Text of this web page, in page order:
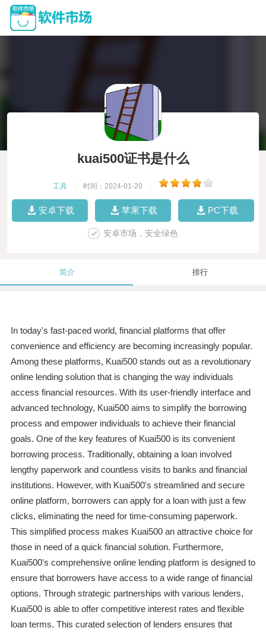
kuai500证书是什么
工具 时间：2024-01-20
安卓下载 苹果下载 PC下载
安卓市场，安全绿色
简介 排行
In today's fast-paced world, financial platforms that offer
convenience and efficiency are becoming increasingly popular.
Among these platforms, Kuai500 stands out as a revolutionary
online lending solution that is changing the way individuals
access financial resources. With its user-friendly interface and
advanced technology, Kuai500 aims to simplify the borrowing
process and empower individuals to achieve their financial
goals. One of the key features of Kuai500 is its convenient
borrowing process. Traditionally, obtaining a loan involved
lengthy paperwork and countless visits to banks and financial
institutions. However, with Kuai500's streamlined and secure
online platform, borrowers can apply for a loan with just a few
clicks, eliminating the need for time-consuming paperwork.
This simplified process makes Kuai500 an attractive choice for
those in need of a quick financial solution. Furthermore,
Kuai500's comprehensive online lending platform is designed to
ensure that borrowers have access to a wide range of financial
options. Through strategic partnerships with various lenders,
Kuai500 is able to offer competitive interest rates and flexible
loan terms. This curated selection of lenders ensures that